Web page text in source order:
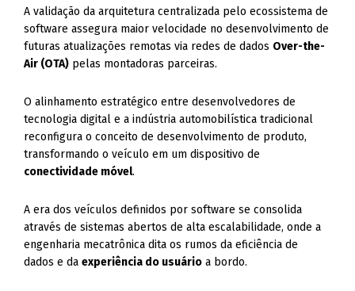
A validação da arquitetura centralizada pelo ecossistema de
software assegura maior velocidade no desenvolvimento de
futuras atualizações remotas via redes de dados Over-the-
Air (OTA) pelas montadoras parceiras.
O alinhamento estratégico entre desenvolvedores de
tecnologia digital e a indústria automobilística tradicional
reconfigura o conceito de desenvolvimento de produto,
transformando o veículo em um dispositivo de
conectividade móvel.
A era dos veículos definidos por software se consolida
através de sistemas abertos de alta escalabilidade, onde a
engenharia mecatrônica dita os rumos da eficiência de
dados e daexperiência do usuário a bordo.